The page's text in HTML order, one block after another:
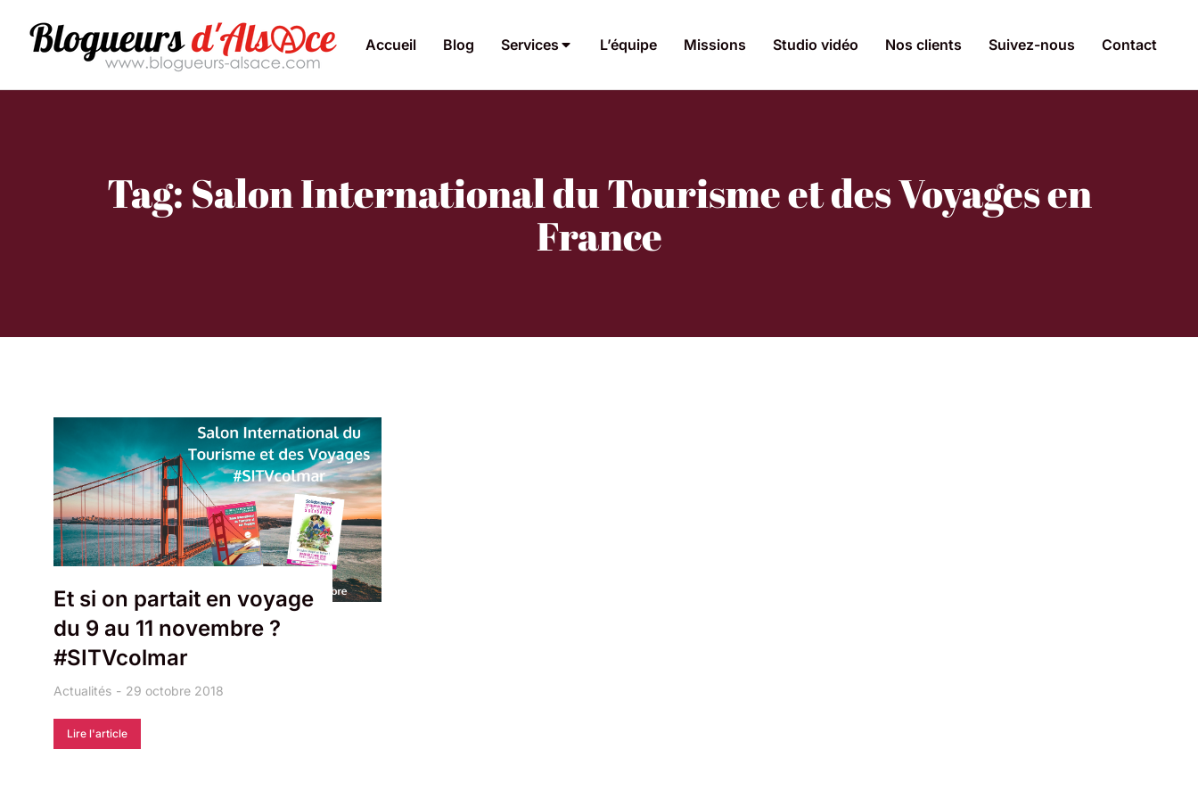
Accueil Blog Services L’équipe Missions Studio vidéo Nos clients Suivez-nous Contact
Tag: Salon International du Tourisme et des Voyages en
France
Et si on partait en voyage
du 9 au 11 novembre ?
#SITVcolmar
Actualités 29 octobre 2018
Lire l'article